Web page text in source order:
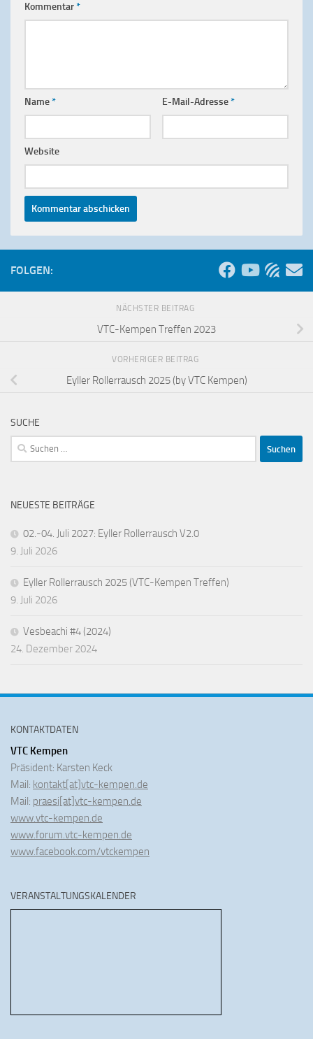
Kommentar*
Name* E-Mail-Adresse*
Website
FOLGEN:
NÄCHSTER BEITRAG
VTC-Kempen Treffen 2023
VORHERIGER BEITRAG
Eyller Rollerrausch 2025 (by VTC Kempen)
SUCHE
Suchen
nach:
NEUESTE BEITRÄGE
02.-04. Juli 2027: Eyller Rollerrausch V2.0
9. Juli 2026
Eyller Rollerrausch 2025 (VTC-Kempen Treffen)
9. Juli 2026
Vesbeachi #4 (2024)
24. Dezember 2024
KONTAKTDATEN
VTC Kempen
Präsident: Karsten Keck
Mail: kontakt[at]vtc-kempen.de
Mail: praesi[at]vtc-kempen.de
www.vtc-kempen.de
www.forum.vtc-kempen.de
www.facebook.com/vtckempen
VERANSTALTUNGSKALENDER